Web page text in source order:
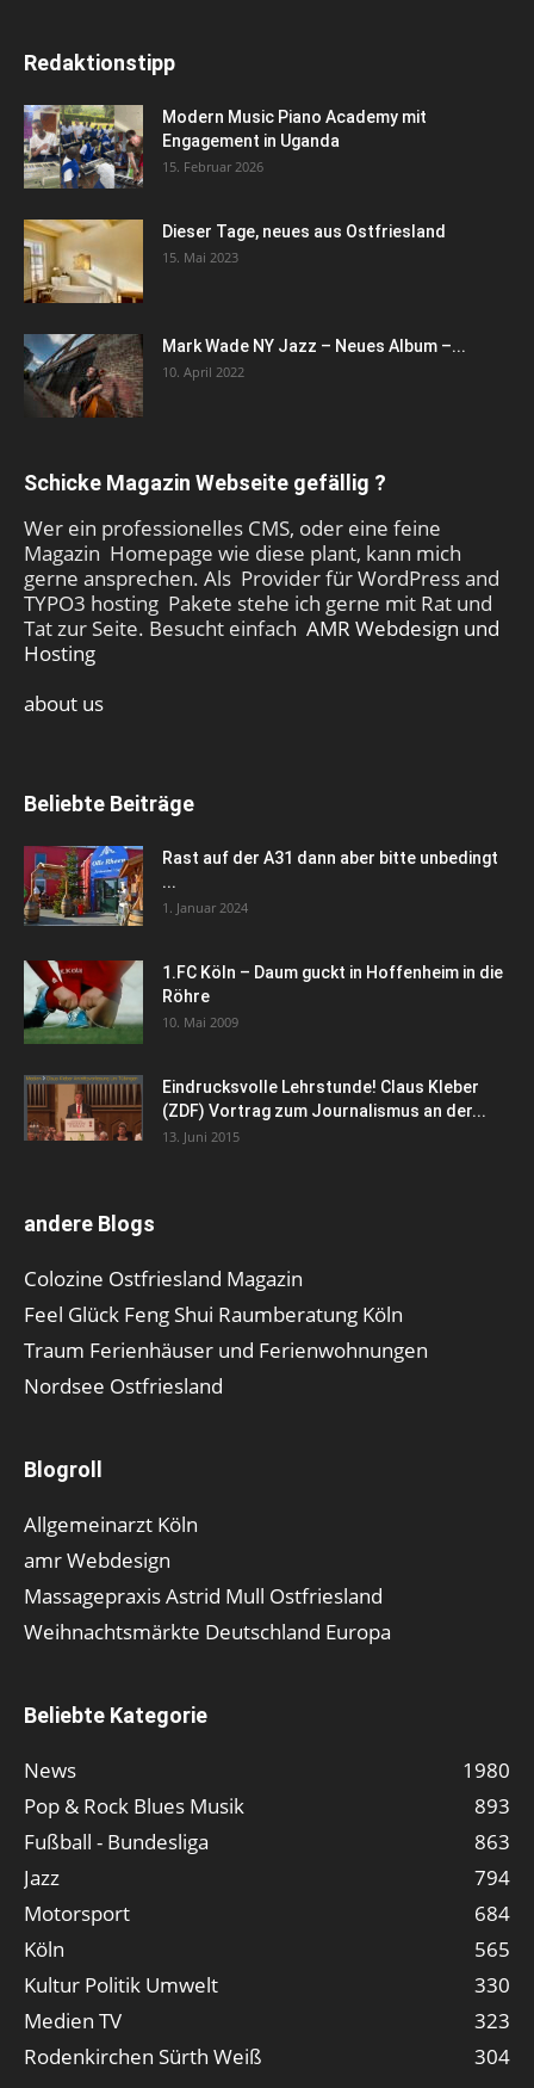
Redaktionstipp
Modern Music Piano Academy mit
Engagement in Uganda
15. Februar 2026
Dieser Tage, neues aus Ostfriesland
15. Mai 2023
Mark Wade NY Jazz – Neues Album –...
10. April 2022
Schicke Magazin Webseite gefällig ?
Wer ein professionelles CMS, oder eine feine
Magazin Homepage wie diese plant, kann mich
gerne ansprechen. Als Provider für WordPress and
TYPO3 hosting Pakete stehe ich gerne mit Rat und
Tat zur Seite. Besucht einfach AMR Webdesign und
Hosting
about us
Beliebte Beiträge
Rast auf der A31 dann aber bitte unbedingt
...
1. Januar 2024
1.FC Köln – Daum guckt in Hoffenheim in die
Röhre
10. Mai 2009
Eindrucksvolle Lehrstunde! Claus Kleber
(ZDF) Vortrag zum Journalismus an der...
13. Juni 2015
andere Blogs
Colozine Ostfriesland Magazin
Feel Glück Feng Shui Raumberatung Köln
Traum Ferienhäuser und Ferienwohnungen
Nordsee Ostfriesland
Blogroll
Allgemeinarzt Köln
amr Webdesign
Massagepraxis Astrid Mull Ostfriesland
Weihnachtsmärkte Deutschland Europa
Beliebte Kategorie
News
1980
Pop & Rock Blues Musik
893
Fußball - Bundesliga
863
Jazz
794
Motorsport
684
Köln
565
Kultur Politik Umwelt
330
Medien TV
323
Rodenkirchen Sürth Weiß
304